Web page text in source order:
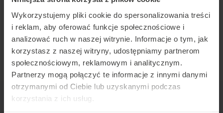
Wykorzystujemy pliki cookie do spersonalizowania treści
i reklam, aby oferować funkcje społecznościowe i
analizować ruch w naszej witrynie. Informacje o tym, jak
korzystasz z naszej witryny, udostępniamy partnerom
społecznościowym, reklamowym i analitycznym.
Partnerzy mogą połączyć te informacje z innymi danymi
otrzymanymi od Ciebie lub uzyskanymi podczas
korzystania z ich usług.
Proflyers at any level of flying are welcome. If you
would like to join this camp or have any questions,
please contact us: camps@flyspot.com
EVENT ORGANIZER